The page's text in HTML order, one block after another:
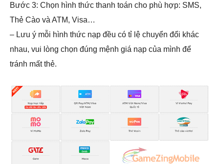
Bước 3: Chọn hình thức thanh toán cho phù hợp: SMS,
Thẻ Cào và ATM, Visa…
– Lưu ý mỗi hình thức nạp đều có tỉ lệ chuyển đổi khác
nhau, vui lòng chọn đúng mệnh giá nạp của mình để
tránh mất thẻ.